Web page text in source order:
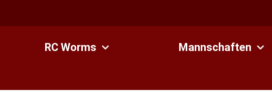
RC Worms Mannschaften